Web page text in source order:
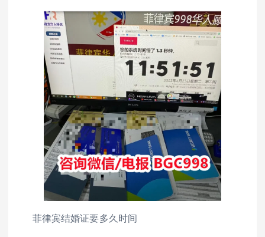
菲律宾结婚证要多久时间